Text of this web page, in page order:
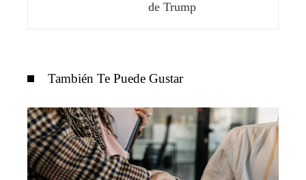
de Trump
También Te Puede Gustar